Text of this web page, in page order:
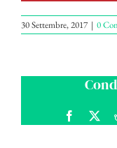
30 Settembre, 2017 | 0
Facebook